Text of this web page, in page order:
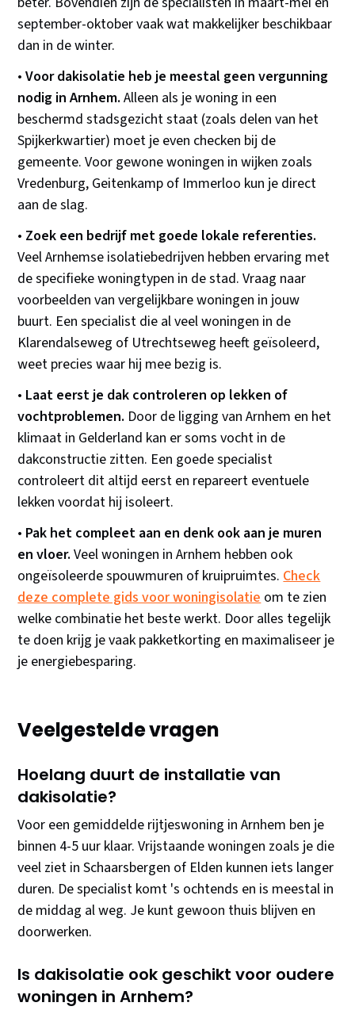
september-oktober vaak wat makkelijker beschikbaar
dan in de winter.
•Voor dakisolatie heb je meestal geen vergunning
nodig in Arnhem. Alleen als je woning in een
beschermd stadsgezicht staat (zoals delen van het
Spijkerkwartier) moet je even checken bij de
gemeente. Voor gewone woningen in wijken zoals
Vredenburg, Geitenkamp of Immerloo kun je direct
aan de slag.
• Zoek een bedrijf met goede lokale referenties.
Veel Arnhemse isolatiebedrijven hebben ervaring met
de specifieke woningtypen in de stad. Vraag naar
voorbeelden van vergelijkbare woningen in jouw
buurt. Een specialist die al veel woningen in de
Klarendalseweg of Utrechtseweg heeft geïsoleerd,
weet precies waar hij mee bezig is.
• Laat eerst je dak controleren op lekken of
vochtproblemen. Door de ligging van Arnhem en het
klimaat in Gelderland kan er soms vocht in de
dakconstructie zitten. Een goede specialist
controleert dit altijd eerst en repareert eventuele
lekken voordat hij isoleert.
• Pak het compleet aan en denk ook aan je muren
en vloer. Veel woningen in Arnhem hebben ook
ongeïsoleerde spouwmuren of kruipruimtes.Check
deze complete gids voor woningisolatieom te zien
welke combinatie het beste werkt. Door alles tegelijk
te doen krijg je vaak pakketkorting en maximaliseer je
je energiebesparing.
Veelgestelde vragen
Hoelang duurt de installatie van
dakisolatie?
Voor een gemiddelde rijtjeswoning in Arnhem ben je
binnen 4-5 uur klaar. Vrijstaande woningen zoals je die
veel ziet in Schaarsbergen of Elden kunnen iets langer
duren. De specialist komt 's ochtends en is meestal in
de middag al weg. Je kunt gewoon thuis blijven en
doorwerken.
Is dakisolatie ook geschikt voor oudere
woningen in Arnhem?